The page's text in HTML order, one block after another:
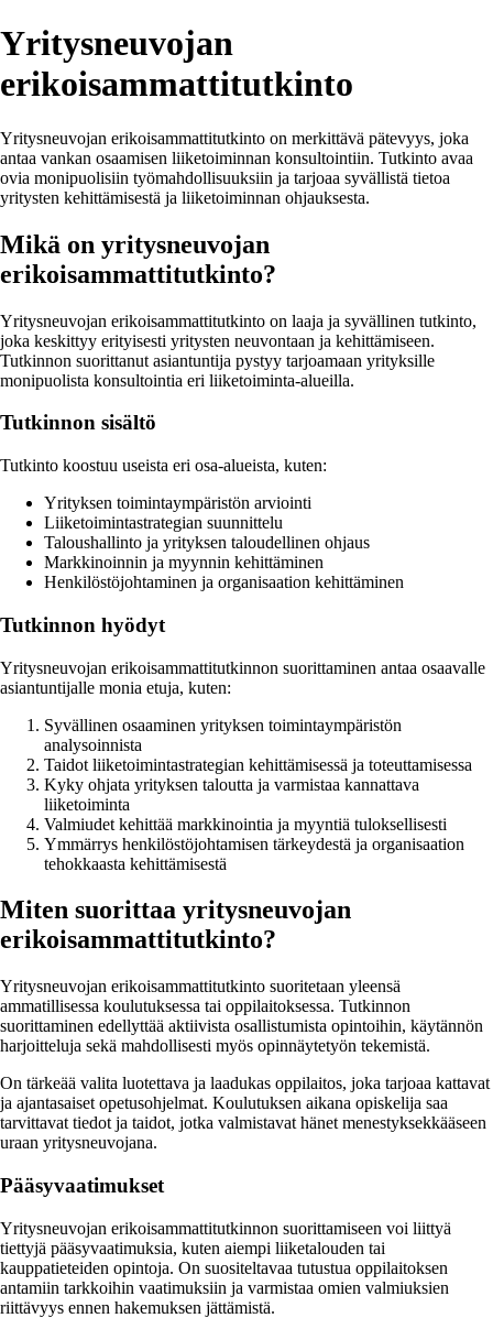
Yritysneuvojan
erikoisammattitutkinto
Yritysneuvojan erikoisammattitutkinto on merkittävä pätevyys, joka
antaa vankan osaamisen liiketoiminnan konsultointiin. Tutkinto avaa
ovia monipuolisiin työmahdollisuuksiin ja tarjoaa syvällistä tietoa
yritysten kehittämisestä ja liiketoiminnan ohjauksesta.
Mikä on yritysneuvojan
erikoisammattitutkinto?
Yritysneuvojan erikoisammattitutkinto on laaja ja syvällinen tutkinto,
joka keskittyy erityisesti yritysten neuvontaan ja kehittämiseen.
Tutkinnon suorittanut asiantuntija pystyy tarjoamaan yrityksille
monipuolista konsultointia eri liiketoiminta-alueilla.
Tutkinnon sisältö
Tutkinto koostuu useista eri osa-alueista, kuten:
Yrityksen toimintaympäristön arviointi
Liiketoimintastrategian suunnittelu
Taloushallinto ja yrityksen taloudellinen ohjaus
Markkinoinnin ja myynnin kehittäminen
Henkilöstöjohtaminen ja organisaation kehittäminen
Tutkinnon hyödyt
Yritysneuvojan erikoisammattitutkinnon suorittaminen antaa osaavalle
asiantuntijalle monia etuja, kuten:
Syvällinen osaaminen yrityksen toimintaympäristön
analysoinnista
Taidot liiketoimintastrategian kehittämisessä ja toteuttamisessa
Kyky ohjata yrityksen taloutta ja varmistaa kannattava
liiketoiminta
Valmiudet kehittää markkinointia ja myyntiä tuloksellisesti
Ymmärrys henkilöstöjohtamisen tärkeydestä ja organisaation
tehokkaasta kehittämisestä
Miten suorittaa yritysneuvojan
erikoisammattitutkinto?
Yritysneuvojan erikoisammattitutkinto suoritetaan yleensä
ammatillisessa koulutuksessa tai oppilaitoksessa. Tutkinnon
suorittaminen edellyttää aktiivista osallistumista opintoihin, käytännön
harjoitteluja sekä mahdollisesti myös opinnäytetyön tekemistä.
On tärkeää valita luotettava ja laadukas oppilaitos, joka tarjoaa kattavat
ja ajantasaiset opetusohjelmat. Koulutuksen aikana opiskelija saa
tarvittavat tiedot ja taidot, jotka valmistavat hänet menestyksekkääseen
uraan yritysneuvojana.
Pääsyvaatimukset
Yritysneuvojan erikoisammattitutkinnon suorittamiseen voi liittyä
tiettyjä pääsyvaatimuksia, kuten aiempi liiketalouden tai
kauppatieteiden opintoja. On suositeltavaa tutustua oppilaitoksen
antamiin tarkkoihin vaatimuksiin ja varmistaa omien valmiuksien
riittävyys ennen hakemuksen jättämistä.